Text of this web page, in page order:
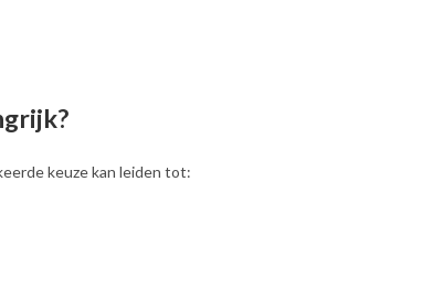
keuze kan leiden tot: